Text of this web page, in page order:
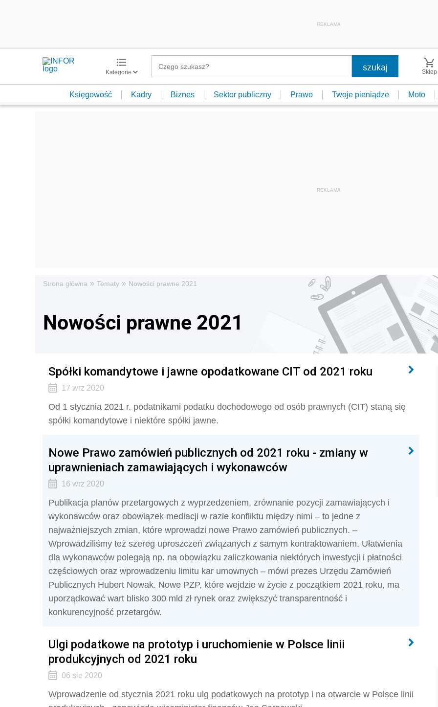
REKLAMA
Kategorie Sklep
Księgowość Kadry Biznes Sektor publiczny Prawo Twoje pieniądze Moto
Strona główna » Tematy » Nowości prawne 2021
Nowości prawne 2021
Spółki komandytowe i jawne opodatkowane CIT od 2021 roku
17 wrz 2020
Od 1 stycznia 2021 r. podatnikami podatku dochodowego od osób prawnych (CIT) staną się
spółki komandytowe i niektóre spółki jawne.
Nowe Prawo zamówień publicznych od 2021 roku - zmiany w
uprawnieniach zamawiających i wykonawców
16 wrz 2020
Publikacja planów przetargowych z wyprzedzeniem, zrównanie pozycji zamawiających i
wykonawców oraz obowiązek mediacji w razie konfliktu między nimi – to jedne z
najważniejszych zmian, które wprowadzi nowe Prawo zamówień publicznych. –
Wprowadziliśmy też szereg uproszczeń związanych z samym kontraktowaniem. Ułatwienia
dla wykonawców polegają np. na obowiązku zaliczkowania niektórych inwestycji i płatności
częściowych oraz wprowadzeniu limitu kar umownych – mówi prezes Urzędu Zamówień
Publicznych Hubert Nowak. Nowe PZP, które wejdzie w życie z początkiem 2021 roku, ma
uporządkować wart blisko 300 mld zł rynek oraz zwiększyć transparentność i
konkurencyjność przetargów.
Ulgi podatkowe na prototyp i uruchomienie w Polsce linii
produkcyjnych od 2021 roku
06 sie 2020
Wprowadzenie od stycznia 2021 roku ulg podatkowych na prototyp i na otwarcie w Polsce linii